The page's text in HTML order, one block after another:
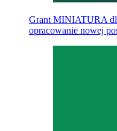
Grant MINIATURA
opracowanie nowej